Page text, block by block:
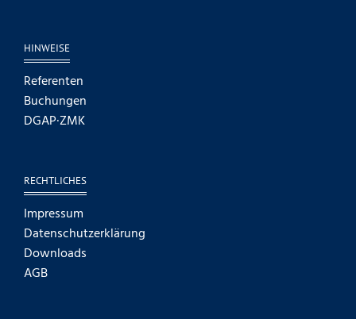
HINWEISE
Referenten
Buchungen
DGAP·ZMK
RECHTLICHES
Impressum
Datenschutzerklärung
Downloads
AGB